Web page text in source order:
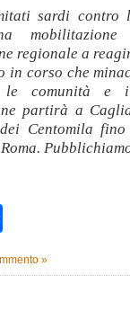
sardi contro
regionale a
in corso che
le comunità
partirà a
Centomila
»